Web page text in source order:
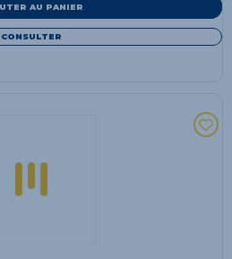
AU PANIER
CONSULTER